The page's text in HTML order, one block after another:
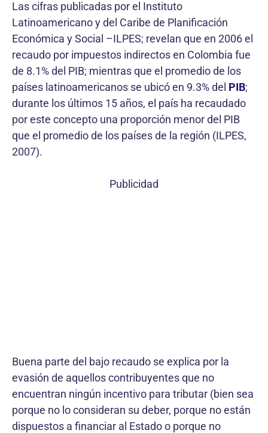
Las cifras publicadas por el Instituto
Latinoamericano y del Caribe de Planificación
Económica y Social –ILPES; revelan que en 2006 el
recaudo por impuestos indirectos en Colombia fue
de 8.1% del PIB; mientras que el promedio de los
países latinoamericanos se ubicó en 9.3% del PIB;
durante los últimos 15 años, el país ha recaudado
por este concepto una proporción menor del PIB
que el promedio de los países de la región (ILPES,
2007).
Publicidad
Buena parte del bajo recaudo se explica por la
evasión de aquellos contribuyentes que no
encuentran ningún incentivo para tributar (bien sea
porque no lo consideran su deber, porque no están
dispuestos a financiar al Estado o porque no